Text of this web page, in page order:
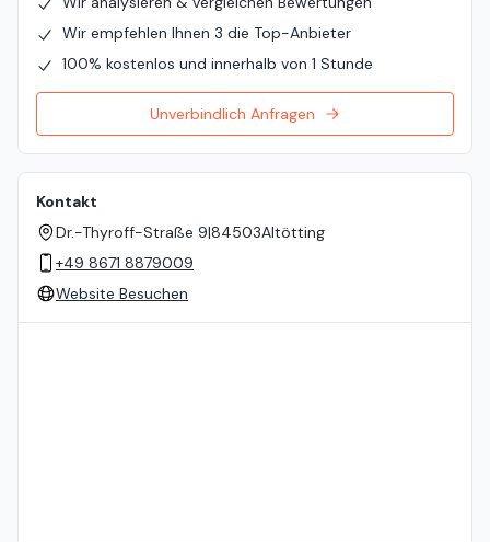
Wir empfehlen Ihnen 3 die Top-Anbieter
100% kostenlos und innerhalb von 1 Stunde
Unverbindlich Anfragen
Kontakt
Dr.-Thyroff-Straße 9|84503Altötting
+49 8671 8879009
Website Besuchen